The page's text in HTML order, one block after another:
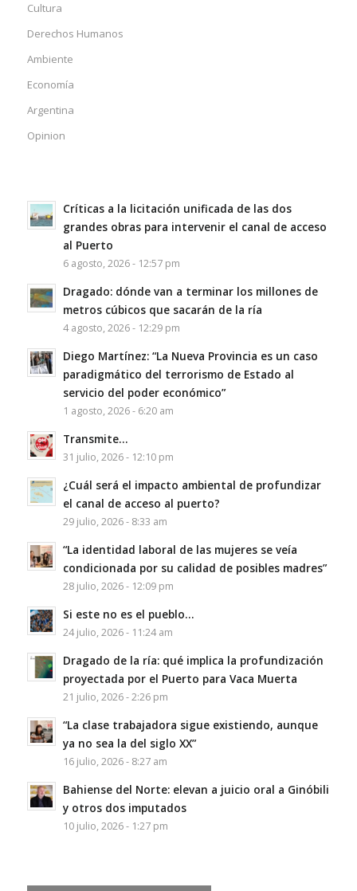
Cultura
Derechos Humanos
Ambiente
Economía
Argentina
Opinion
Críticas a la licitación unificada de las dos
grandes obras para intervenir el canal de acceso
al Puerto
6 agosto, 2026 - 12:57 pm
Dragado: dónde van a terminar los millones de
metros cúbicos que sacarán de la ría
4 agosto, 2026 - 12:29 pm
Diego Martínez: “La Nueva Provincia es un caso
paradigmático del terrorismo de Estado al
servicio del poder económico”
1 agosto, 2026 - 6:20 am
Transmite…
31 julio, 2026 - 12:10 pm
¿Cuál será el impacto ambiental de profundizar
el canal de acceso al puerto?
29 julio, 2026 - 8:33 am
“La identidad laboral de las mujeres se veía
condicionada por su calidad de posibles madres”
28 julio, 2026 - 12:09 pm
Si este no es el pueblo…
24 julio, 2026 - 11:24 am
Dragado de la ría: qué implica la profundización
proyectada por el Puerto para Vaca Muerta
21 julio, 2026 - 2:26 pm
“La clase trabajadora sigue existiendo, aunque
ya no sea la del siglo XX”
16 julio, 2026 - 8:27 am
Bahiense del Norte: elevan a juicio oral a Ginóbili
y otros dos imputados
10 julio, 2026 - 1:27 pm